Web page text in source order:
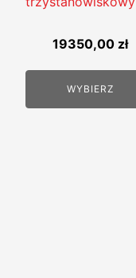
19350,00 zł
WYBIERZ